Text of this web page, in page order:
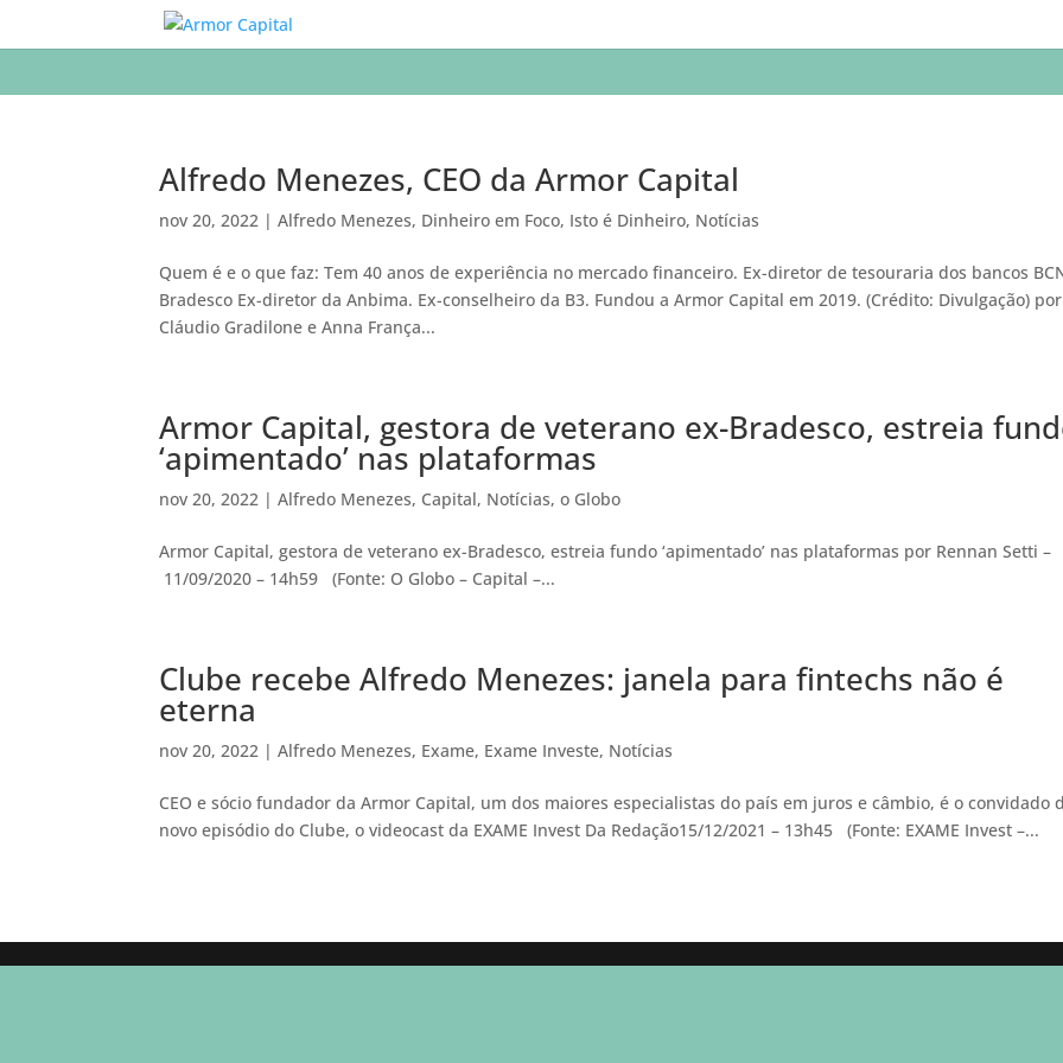
Alfredo Menezes, CEO da Armor Capital
nov 20, 2022 |Alfredo Menezes, Dinheiro em Foco, Isto é Dinheiro, Notícias
Quem é e o que faz: Tem 40 anos de experiência no mercado financeiro. Ex-diretor de tesouraria dos bancos
Bradesco Ex-diretor da Anbima. Ex-conselheiro da B3. Fundou a Armor Capital em 2019. (Crédito: Divulgação) por
Cláudio Gradilone e Anna França...
Armor Capital, gestora de veterano ex-Bradesco, estreia
‘apimentado’ nas plataformas
nov 20, 2022 |Alfredo Menezes, Capital, Notícias,o Globo
Armor Capital, gestora de veterano ex-Bradesco, estreia fundo ‘apimentado’ nas plataformas por Rennan Setti –
11/09/2020 – 14h59 (Fonte: O Globo – Capital –...
Clube recebe Alfredo Menezes: janela para fintechs não é
eterna
nov 20, 2022 |Alfredo Menezes, Exame, Exame Investe, Notícias
CEO e sócio fundador da Armor Capital, um dos maiores especialistas do país em juros e câmbio, é o convidado
novo episódio do Clube, o videocast da EXAME Invest Da Redação15/12/2021 – 13h45 (Fonte: EXAME Invest –...